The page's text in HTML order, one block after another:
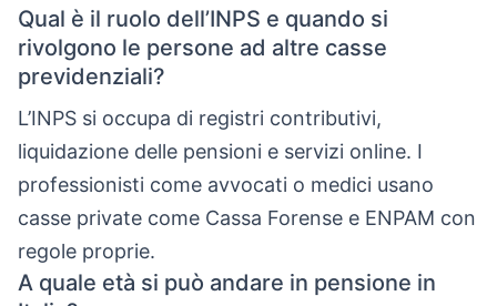
Qual è il ruolo dell’INPS e quando si
rivolgono le persone ad altre casse
previdenziali?
L’INPS si occupa di registri contributivi,
liquidazione delle pensioni e servizi online. I
professionisti come avvocati o medici usano
casse private come Cassa Forense e ENPAM con
regole proprie.
A quale età si può andare in pensione in